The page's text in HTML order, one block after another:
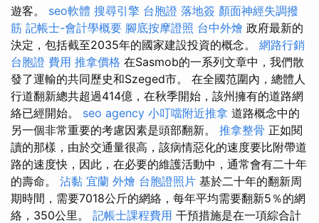
遊客。 seo軟體 搜尋引擎 台胞證 落地簽 顏面神經失調撥
筋 記帳士-會計學概要 腳底按摩證照 台中外燴 政府最新的
決定，包括截至2035年的國家建設投資的概念。 網路行銷
台胞證 費用 推拿價格 在Sasmob的一系列文章中，我們散
發了運輸的共同歷史和Szeged市。 在全國范圍內，總體人
行道翻新總共超過414億，在秋季開始，該州擁有的道路網
絡已經開始。 seo agency 小叮噹附近推拿 道路概念中的
另一個非常重要的考慮因素是頭部翻新。 推拿整骨 正如閱
讀的那樣，由於交通量很高，該病情惡化的速度要比附帶道
路的速度快，因此，在必要的維護活動中，通常會有二十年
的壽命。 沾黏 宜蘭 外燴 台胞證照片 基於二十年的翻新周
期時間，需要7018公斤的網絡，每年平均需要翻新5％的網
絡，350公里。 記帳士課程費用 干預措施是在一項綜合計